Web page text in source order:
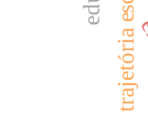
trajetória escolar.